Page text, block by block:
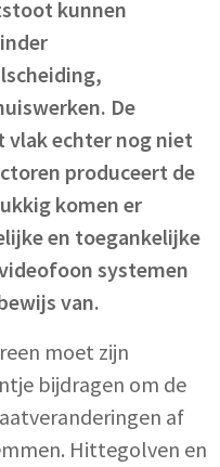
kunnen
De
vlak echter nog niet
produceert de
komen er
en toegankelijke
systemen
van.
moet zijn
bijdragen om de
af
Hittegolven en